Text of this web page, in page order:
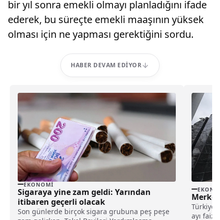
bir yıl sonra emekli olmayı planladığını ifade
ederek, bu süreçte emekli maaşının yüksek
olması için ne yapması gerektiğini sordu.
HABER DEVAM EDIYOR
EKONOMI
Sigaraya yine zam geldi: Yarından
itibaren geçerli olacak
Son günlerde birçok sigara grubuna peş peşe
Türkiye
ayı faiz